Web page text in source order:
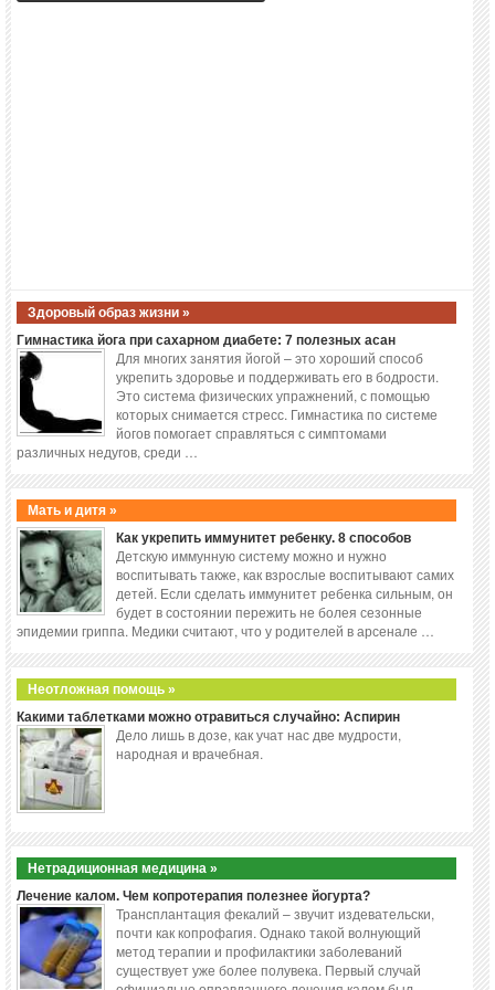
Здоровый образ жизни »
Гимнастика йога при сахарном диабете: 7 полезных асан
Для многих занятия йогой – это хороший способ
укрепить здоровье и поддерживать его в бодрости.
Это система физических упражнений, с помощью
которых снимается стресс. Гимнастика по системе
йогов помогает справляться с симптомами
различных недугов, среди …
Мать и дитя »
Как укрепить иммунитет ребенку. 8 способов
Детскую иммунную систему можно и нужно
воспитывать также, как взрослые воспитывают самих
детей. Если сделать иммунитет ребенка сильным, он
будет в состоянии пережить не болея сезонные
эпидемии гриппа. Медики считают, что у родителей в арсенале …
Неотложная помощь »
Какими таблетками можно отравиться случайно: Аспирин
Дело лишь в дозе, как учат нас две мудрости,
народная и врачебная.
Нетрадиционная медицина »
Лечение калом. Чем копротерапия полезнее йогурта?
Трансплантация фекалий – звучит издевательски,
почти как копрофагия. Однако такой волнующий
метод терапии и профилактики заболеваний
существует уже более полувека. Первый случай